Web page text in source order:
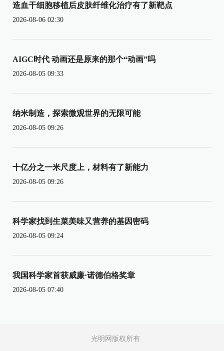
造血干细胞移植后皮肤纤维化治疗有了新靶点
2026-08-06 02:30
AIGC时代 动画还是原来的那个“动画”吗
2026-08-05 09:33
纳米制造，探索微观世界的无限可能
2026-08-05 09:26
十亿分之一米尺度上，材料有了新能力
2026-08-05 09:26
科学家找到生菜美味又营养的基因密码
2026-08-05 09:24
我国科学家首获威廉·诺德伯格奖章
2026-08-05 07:40
光明网版权所有